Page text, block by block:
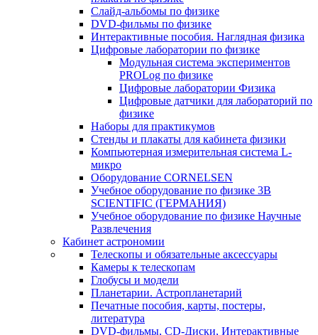
Слайд-альбомы по физике
DVD-фильмы по физике
Интерактивные пособия. Наглядная физика
Цифровые лаборатории по физике
Модульная система экспериментов
PROLog по физике
Цифровые лаборатории Физика
Цифровые датчики для лабораторий по
физике
Наборы для практикумов
Стенды и плакаты для кабинета физики
Компьютерная измерительная система L-
микро
Оборудование CORNELSEN
Учебное оборудование по физике 3B
SCIENTIFIC (ГЕРМАНИЯ)
Учебное оборудование по физике Научные
Развлечения
Кабинет астрономии
Телескопы и обязательные аксессуары
Камеры к телескопам
Глобусы и модели
Планетарии. Астропланетарий
Печатные пособия, карты, постеры,
литература
DVD-фильмы, CD-Диски, Интерактивные